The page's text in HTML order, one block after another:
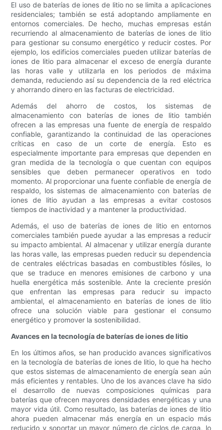
El uso de baterías de iones de litio no se limita a aplicaciones
residenciales; también se está adoptando ampliamente en
entornos comerciales. De hecho, muchas empresas están
recurriendo al almacenamiento de baterías de iones de litio
para gestionar su consumo energético y reducir costes. Por
ejemplo, los edificios comerciales pueden utilizar baterías de
iones de litio para almacenar el exceso de energía durante
las horas valle y utilizarla en los periodos de máxima
demanda, reduciendo así su dependencia de la red eléctrica
y ahorrando dinero en las facturas de electricidad.
Además del ahorro de costos, los sistemas de
almacenamiento con baterías de iones de litio también
ofrecen a las empresas una fuente de energía de respaldo
confiable, garantizando la continuidad de las operaciones
críticas en caso de un corte de energía. Esto es
especialmente importante para empresas que dependen en
gran medida de la tecnología o que cuentan con equipos
sensibles que deben permanecer operativos en todo
momento. Al proporcionar una fuente confiable de energía de
respaldo, los sistemas de almacenamiento con baterías de
iones de litio ayudan a las empresas a evitar costosos
tiempos de inactividad y a mantener la productividad.
Además, el uso de baterías de iones de litio en entornos
comerciales también puede ayudar a las empresas a reducir
su impacto ambiental. Al almacenar y utilizar energía durante
las horas valle, las empresas pueden reducir su dependencia
de centrales eléctricas basadas en combustibles fósiles, lo
que se traduce en menores emisiones de carbono y una
huella energética más sostenible. Ante la creciente presión
que enfrentan las empresas para reducir su impacto
ambiental, el almacenamiento en baterías de iones de litio
ofrece una solución viable para gestionar el consumo
energético y promover la sostenibilidad.
Avances en la tecnología de baterías de iones de litio
En los últimos años, se han producido avances significativos
en la tecnología de baterías de iones de litio, lo que ha hecho
que estos sistemas de almacenamiento de energía sean aún
más eficientes y rentables. Uno de los avances clave ha sido
el desarrollo de nuevas composiciones químicas para
baterías que ofrecen mayores densidades energéticas y una
mayor vida útil. Como resultado, las baterías de iones de litio
ahora pueden almacenar más energía en un espacio más
reducido y soportar un mayor número de ciclos de carga, lo